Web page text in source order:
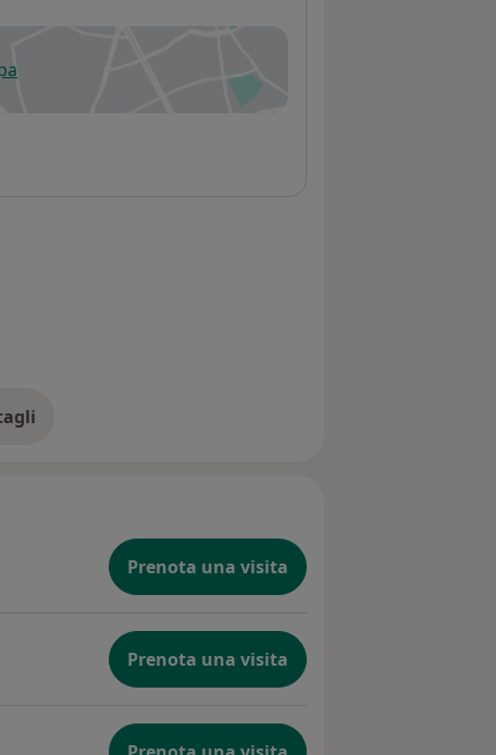
in una nuova scheda
Prenota una visita
Prenota una visita